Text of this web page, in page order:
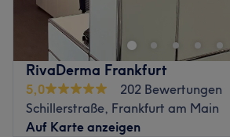
RivaDerma Frankfurt
5,0
202 Bewertungen
Schillerstraße, Frankfurt am Main
Auf Karte anzeigen